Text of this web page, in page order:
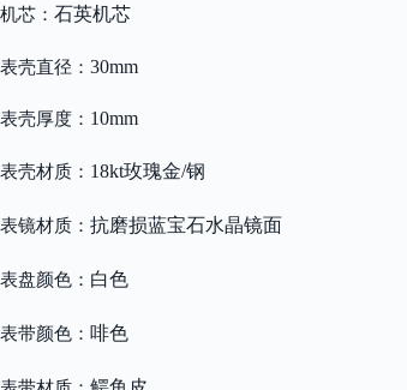
机芯： 石英机芯
表壳直径： 30mm
表壳厚度： 10mm
表壳材质： 18kt玫瑰金/钢
表镜材质： 抗磨损蓝宝石水晶镜面
表盘颜色： 白色
表带颜色： 啡色